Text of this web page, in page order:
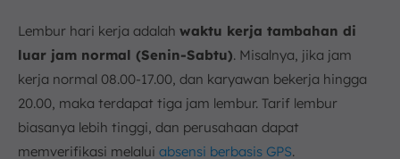
Lembur hari kerja adalah waktu kerja tambahan di
luar jam normal (Senin-Sabtu). Misalnya, jika jam
kerja normal 08.00-17.00, dan karyawan bekerja hingga
20.00, maka terdapat tiga jam lembur. Tarif lembur
biasanya lebih tinggi, dan perusahaan dapat
memverifikasi melalui absensi berbasis GPS.